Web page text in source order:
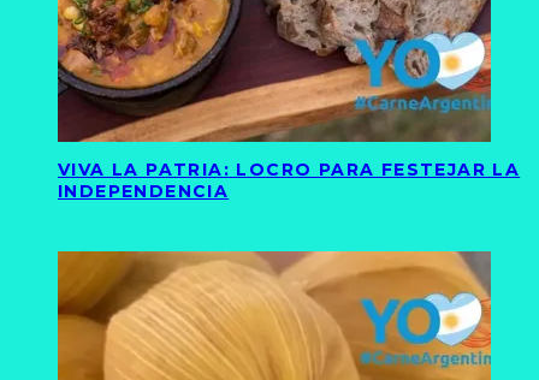
VIVA LA PATRIA: LOCRO PARA FESTEJAR LA
INDEPENDENCIA